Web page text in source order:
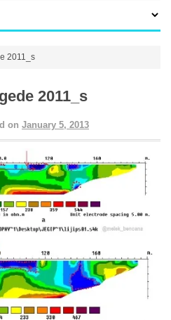
2011_s
2011_s
on January 5, 2013